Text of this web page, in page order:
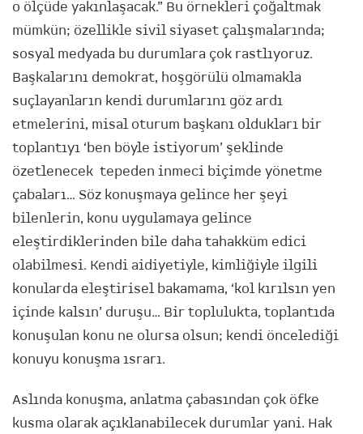
o ölçüde yakınlaşacak.” Bu örnekleri çoğaltmak
mümkün; özellikle sivil siyaset çalışmalarında;
sosyal medyada bu durumlara çok rastlıyoruz.
Başkalarını demokrat, hoşgörülü olmamakla
suçlayanların kendi durumlarını göz ardı
etmelerini, misal oturum başkanı oldukları bir
toplantıyı ‘ben böyle istiyorum’ şeklinde
özetlenecek tepeden inmeci biçimde yönetme
çabaları… Söz konuşmaya gelince her şeyi
bilenlerin, konu uygulamaya gelince
eleştirdiklerinden bile daha tahakküm edici
olabilmesi. Kendi aidiyetiyle, kimliğiyle ilgili
konularda eleştirisel bakamama, ‘kol kırılsın yen
içinde kalsın’ duruşu… Bir toplulukta, toplantıda
konuşulan konu ne olursa olsun; kendi öncelediği
konuyu konuşma ısrarı.
Aslında konuşma, anlatma çabasından çok öfke
kusma olarak açıklanabilecek durumlar yani. Hak